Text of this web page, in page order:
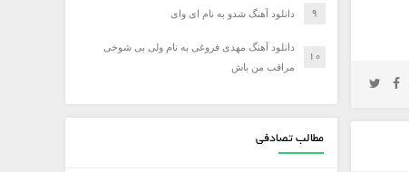
دانلود آهنگ شدو به نام ای وای
دانلود آهنگ مهدی فروغی به نام ولی بی شوخی
مراقب من باش
مطالب تصادفی